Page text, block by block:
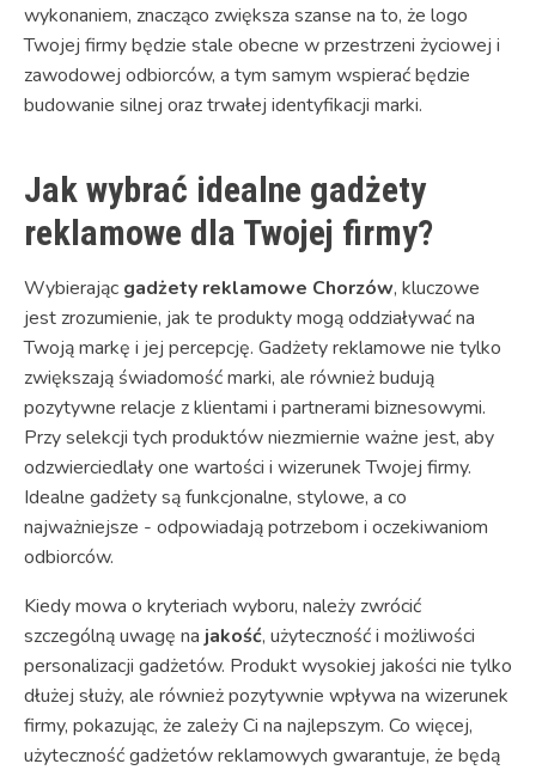
wykonaniem, znacząco zwiększa szanse na to, że logo
Twojej firmy będzie stale obecne w przestrzeni życiowej i
zawodowej odbiorców, a tym samym wspierać będzie
budowanie silnej oraz trwałej identyfikacji marki.
Jak wybrać idealne gadżety
reklamowe dla Twojej firmy?
Wybierając gadżety reklamowe Chorzów, kluczowe
jest zrozumienie, jak te produkty mogą oddziaływać na
Twoją markę i jej percepcję. Gadżety reklamowe nie tylko
zwiększają świadomość marki, ale również budują
pozytywne relacje z klientami i partnerami biznesowymi.
Przy selekcji tych produktów niezmiernie ważne jest, aby
odzwierciedlały one wartości i wizerunek Twojej firmy.
Idealne gadżety są funkcjonalne, stylowe, a co
najważniejsze - odpowiadają potrzebom i oczekiwaniom
odbiorców.
Kiedy mowa o kryteriach wyboru, należy zwrócić
szczególną uwagę na jakość, użyteczność i możliwości
personalizacji gadżetów. Produkt wysokiej jakości nie tylko
dłużej służy, ale również pozytywnie wpływa na wizerunek
firmy, pokazując, że zależy Ci na najlepszym. Co więcej,
użyteczność gadżetów reklamowych gwarantuje, że będą